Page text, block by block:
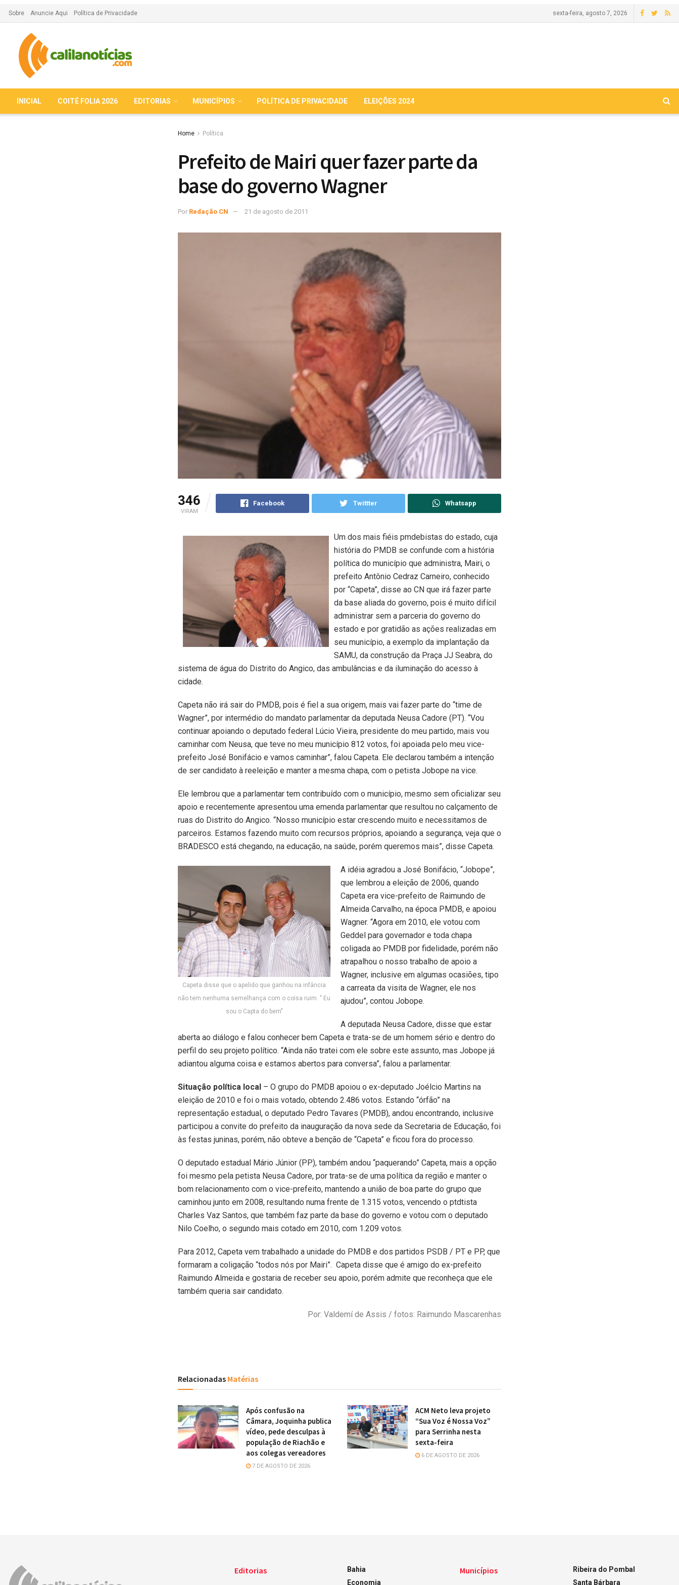
Sobre Anuncie Aqui Política de Privacidade sexta-feira, agosto 7, 2026
INICIAL COITÉ FOLIA 2026 EDITORIAS MUNICÍPIOS POLÍTICA DE PRIVACIDADE ELEIÇÕES 2024
Home Política
Prefeito de Mairi quer fazer parte da
base do governo Wagner
Por Redação CN 21 de agosto de 2011
346
VIRAM
Facebook Twittter Whatsapp
Um dos mais fiéis pmdebistas do estado, cuja
história do PMDB se confunde com a história
política do município que administra, Mairi, o
prefeito Antônio Cedraz Carneiro, conhecido
por “Capeta”, disse ao CN que irá fazer parte
da base aliada do governo, pois é muito difícil
administrar sem a parceria do governo do
estado e por gratidão as ações realizadas em
seu município, a exemplo da implantação da
SAMU, da construção da Praça JJ Seabra, do
sistema de água do Distrito do Angico, das ambulâncias e da iluminação do acesso à
cidade.
Capeta não irá sair do PMDB, pois é fiel a sua origem, mais vai fazer parte do “time de
Wagner”, por intermédio do mandato parlamentar da deputada Neusa Cadore (PT). “Vou
continuar apoiando o deputado federal Lúcio Vieira, presidente do meu partido, mais vou
caminhar com Neusa, que teve no meu município 812 votos, foi apoiada pelo meu vice-
prefeito José Bonifácio e vamos caminhar”, falou Capeta. Ele declarou também a intenção
de ser candidato à reeleição e manter a mesma chapa, com o petista Jobope na vice.
Ele lembrou que a parlamentar tem contribuído com o município, mesmo sem oficializar seu
apoio e recentemente apresentou uma emenda parlamentar que resultou no calçamento de
ruas do Distrito do Angico. “Nosso município estar crescendo muito e necessitamos de
parceiros. Estamos fazendo muito com recursos próprios, apoiando a segurança, veja que o
BRADESCO está chegando, na educação, na saúde, porém queremos mais”, disse Capeta.
Capeta disse que o apelido que ganhou na infância
não tem nenhuma semelhança com o coisa ruim. " Eu
sou o Capta do bem"
A idéia agradou a José Bonifácio, “Jobope”,
que lembrou a eleição de 2006, quando
Capeta era vice-prefeito de Raimundo de
Almeida Carvalho, na época PMDB, e apoiou
Wagner. “Agora em 2010, ele votou com
Geddel para governador e toda chapa
coligada ao PMDB por fidelidade, porém não
atrapalhou o nosso trabalho de apoio a
Wagner, inclusive em algumas ocasiões, tipo
a carreata da visita de Wagner, ele nos
ajudou”, contou Jobope.
A deputada Neusa Cadore, disse que estar
aberta ao diálogo e falou conhecer bem Capeta e trata-se de um homem sério e dentro do
perfil do seu projeto político. “Ainda não tratei com ele sobre este assunto, mas Jobope já
adiantou alguma coisa e estamos abertos para conversa”, falou a parlamentar.
Situação política local – O grupo do PMDB apoiou o ex-deputado Joélcio Martins na
eleição de 2010 e foi o mais votado, obtendo 2.486 votos. Estando “órfão” na
representação estadual, o deputado Pedro Tavares (PMDB), andou encontrando, inclusive
participou a convite do prefeito da inauguração da nova sede da Secretaria de Educação, foi
às festas juninas, porém, não obteve a benção de “Capeta” e ficou fora do processo.
O deputado estadual Mário Júnior (PP), também andou “paquerando” Capeta, mais a opção
foi mesmo pela petista Neusa Cadore, por trata-se de uma política da região e manter o
bom relacionamento com o vice-prefeito, mantendo a união de boa parte do grupo que
caminhou junto em 2008, resultando numa frente de 1.315 votos, vencendo o ptdtista
Charles Vaz Santos, que também faz parte da base do governo e votou com o deputado
Nilo Coelho, o segundo mais cotado em 2010, com 1.209 votos.
Para 2012, Capeta vem trabalhado a unidade do PMDB e dos partidos PSDB / PT e PP, que
formaram a coligação “todos nós por Mairi”. Capeta disse que é amigo do ex-prefeito
Raimundo Almeida e gostaria de receber seu apoio, porém admite que reconheça que ele
também queria sair candidato.
Por: Valdemí de Assis / fotos: Raimundo Mascarenhas
Relacionadas Matérias
Após confusão na
Câmara, Joquinha publica
vídeo, pede desculpas à
população de Riachão e
aos colegas vereadores
7 DE AGOSTO DE 2026
ACM Neto leva projeto
“Sua Voz é Nossa Voz”
para Serrinha nesta
sexta-feira
6 DE AGOSTO DE 2026
Editorias
Bahia
Economia
Municípios
Ribeira do Pombal
Santa Bárbara